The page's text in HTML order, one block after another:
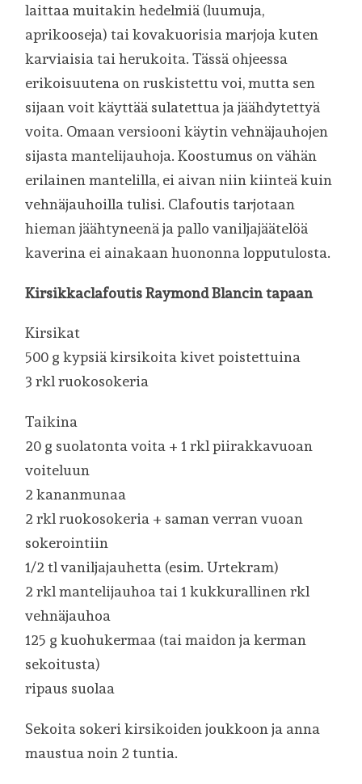
laittaa muitakin hedelmiä (luumuja,
aprikooseja) tai kovakuorisia marjoja kuten
karviaisia tai herukoita. Tässä ohjeessa
erikoisuutena on ruskistettu voi, mutta sen
sijaan voit käyttää sulatettua ja jäähdytettyä
voita. Omaan versiooni käytin vehnäjauhojen
sijasta mantelijauhoja. Koostumus on vähän
erilainen mantelilla, ei aivan niin kiinteä kuin
vehnäjauhoilla tulisi. Clafoutis tarjotaan
hieman jäähtyneenä ja pallo vaniljajäätelöä
kaverina ei ainakaan huononna lopputulosta.
Kirsikkaclafoutis Raymond Blancin tapaan
Kirsikat
500 g kypsiä kirsikoita kivet poistettuina
3 rkl ruokosokeria
Taikina
20 g suolatonta voita + 1 rkl piirakkavuoan
voiteluun
2 kananmunaa
2 rkl ruokosokeria + saman verran vuoan
sokerointiin
1/2 tl vaniljajauhetta (esim. Urtekram)
2 rkl mantelijauhoa tai 1 kukkurallinen rkl
vehnäjauhoa
125 g kuohukermaa (tai maidon ja kerman
sekoitusta)
ripaus suolaa
Sekoita sokeri kirsikoiden joukkoon ja anna
maustua noin 2 tuntia.